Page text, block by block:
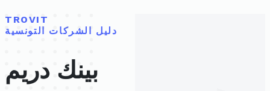
TROVIT
دليل الشركات التونسية
بينك دريم